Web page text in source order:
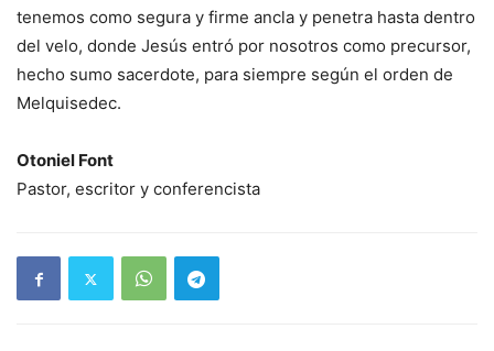
tenemos como segura y firme ancla y penetra hasta dentro
del velo, donde Jesús entró por nosotros como precursor,
hecho sumo sacerdote, para siempre según el orden de
Melquisedec.
Otoniel Font
Pastor, escritor y conferencista